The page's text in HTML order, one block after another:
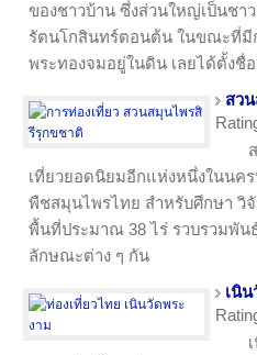
ของชาวบ้าน ซึ่งส่วนใหญ่เป็นชา
รัตนโกสินทร์ตอนต้น ในขณะที่มี
พระทองจมอยู่ในดิน เลยได้ตั้งชื่อ
สว
เที่ยวยอดนิยมอีกแห่งหนึ่งในนค
พืชสมุนไพรไทย สำหรับศึกษา วิ
พื้นที่ประมาณ 38 ไร่ รวบรวมพัน
ลักษณะต่าง ๆ กัน
เนิ